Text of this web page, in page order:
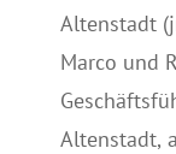
Altenstadt
Marco und
Altenstadt,